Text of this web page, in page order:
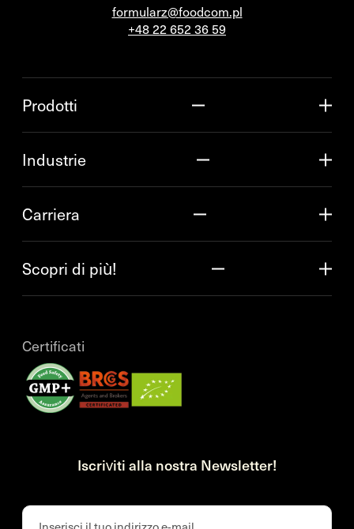
formularz@foodcom.pl
+48 22 652 36 59
Prodotti
Industrie
Carriera
Scopri di più!
Certificati
Iscriviti alla nostra Newsletter!